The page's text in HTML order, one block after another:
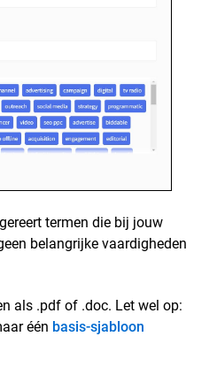
termen die bij jouw
belangrijke vaardigheden
als .pdf of .doc. Let wel op:
één basis-sjabloon